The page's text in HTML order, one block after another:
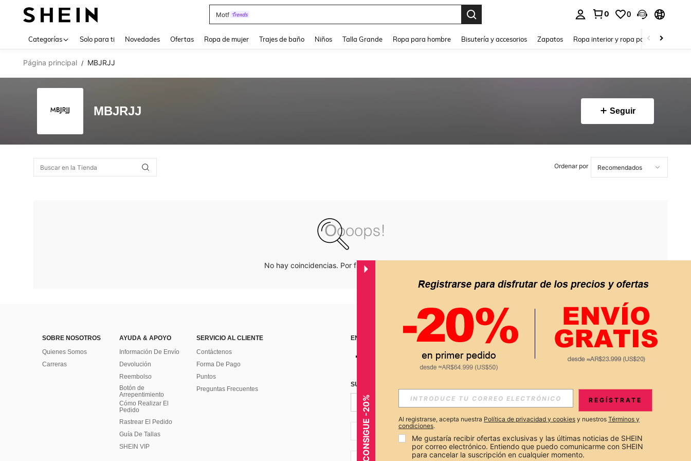
Motf
0 0
Categorías Solo para ti Novedades Ofertas Ropa de mujer Trajes de baño Niños Talla Grande Ropa para hombre Bisutería y accesorios Zapatos Ropa interior y ropa para dormir
Página principal / MBJRJJ
MBJRJJ Seguir
Ordenar por
No hay coincidencias. Por favor inténtalo de nuevo.
SOBRE NOSOTROS
Quienes Somos
Carreras
AYUDA & APOYO
Información De Envío
Devolución
Reembolso
Botón de
Arrepentimiento
Cómo Realizar El
Pedido
Rastrear El Pedido
Guía De Tallas
SHEIN VIP
SERVICIO AL CLIENTE
Contáctenos
Forma De Pago
Puntos
Preguntas Frecuentes
ENCUÉNTRANOS EN APP
SUSCRÍBETE PARA RECIBIR OFERTAS EXCLUSIVAS, PROMOCIONES Y NOTICIAS DE SHEIN
Suscribir
AR + 54
CONSIGUE -20% REGÍSTRATE
Al registrarse, acepta nuestra Política de privacidad y cookies y nuestros Términos y
condiciones.
Me gustaría recibir ofertas exclusivas y las últimas noticias de SHEIN
por correo electrónico. Entiendo que puedo comunicarme con SHEIN
para cancelar la suscripción en cualquier momento.